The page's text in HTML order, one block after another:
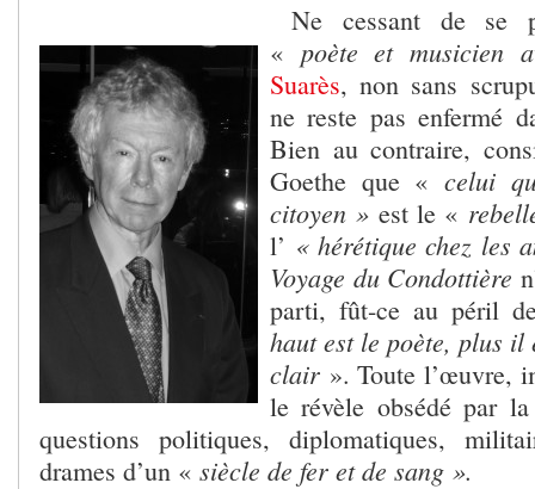
Ne cessant de se
« poète et musicien
Suarès, non sans
ne reste pas enfermé
Bien au contraire,
Goethe que « celui
citoyen » est le «
l’ « hérétique chez les
Voyage du Condottière
parti, fût-ce au péril
haut est le poète, plus
clair ». Toute l’œuvre,
le révèle obsédé par
questions politiques, diplomatiques,
drames d’un « siècle de fer et de sang ».